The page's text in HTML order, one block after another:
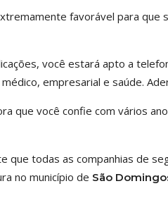
favorável para que
você estará apto a
empresarial e saúde.
que você confie com vários
que todas as companhias de
no município de São